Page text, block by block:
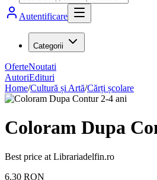
Autentificare
Categorii
OferteNoutati
AutoriEdituri
Home/Cultură și Artă/Cărți școlare
Coloram Dupa
Best price at Librariadelfin.ro
6.30 RON